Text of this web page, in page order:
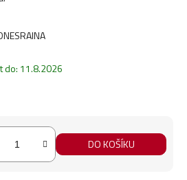
do: 11.8.2026
DO KOŠÍKU